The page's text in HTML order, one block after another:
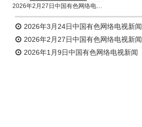
2026年2月27日中国有色网络电视新闻
2026年3月24日中国有色网络电视新闻
2026年2月27日中国有色网络电视新闻
2026年1月9日中国有色网络电视新闻